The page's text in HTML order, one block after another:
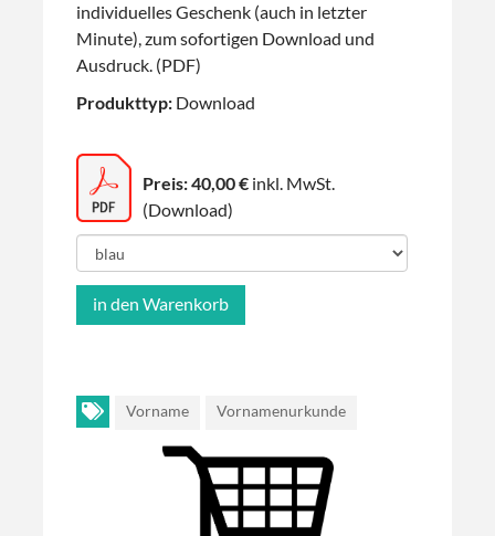
individuelles Geschenk (auch in letzter
Minute), zum sofortigen Download und
Ausdruck. (PDF)
Produkttyp: Download
Preis: 40,00 € inkl. MwSt.
(Download)
Vorname Vornamenurkunde